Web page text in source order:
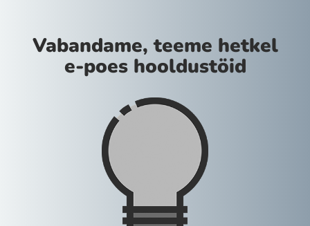
Vabandame, teeme hetkel
e-poes hooldustöid